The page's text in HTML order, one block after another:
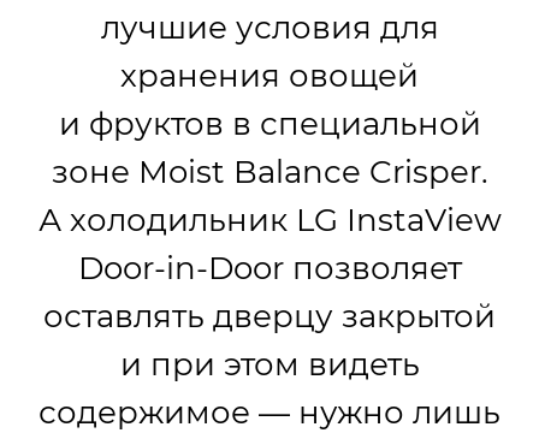
лучшие условия для
хранения овощей
и фруктов в специальной
зоне Moist Balance Crisper.
А холодильник LG InstaView
Door-in-Door позволяет
оставлять дверцу закрытой
и при этом видеть
содержимое — нужно лишь